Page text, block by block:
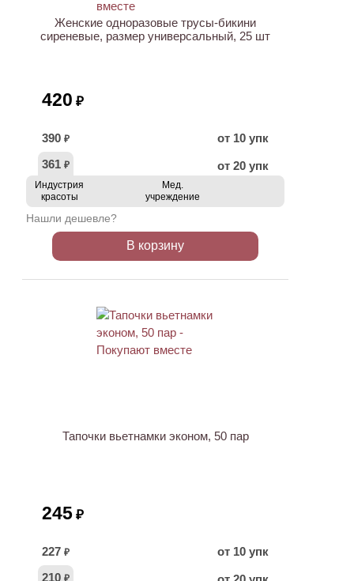
Женские одноразовые трусы-бикини
сиреневые, размер универсальный, 25 шт
420 ₽
390 ₽
от 10 упк
361 ₽ от 20 упк
Индустрия
красоты
Мед.
учреждение
Нашли дешевле?
В корзину
Тапочки вьетнамки эконом, 50 пар
245 ₽
227 ₽
от 10 упк
210 ₽